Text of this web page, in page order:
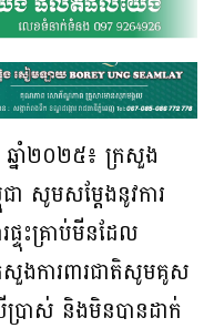
ឆ្នាំ២០២៥៖ ក្រសួង
ជា សូមសម្តែងនូវការ
ទុះគ្រាប់មីនដែល
ងការពារជាតិសូមគូស
ើប្រាស់ និងមិនបានដាក់